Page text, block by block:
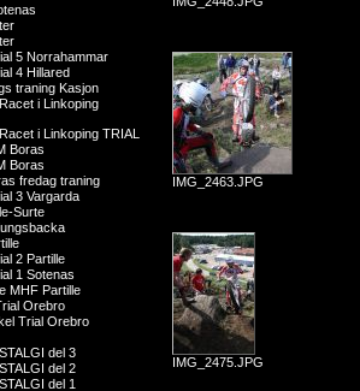
5 Norrahammar
4 Hillared
traning Kasjon
i Linkoping
i Linkoping TRIAL
Boras
Boras
fredag traning
3 Vargarda
Surte
2 Partille
1 Sotenas
MHF Partille
Orebro
Trial Orebro
del 3
del 2
del 1
IMG_2463.JPG
IMG_2475.JPG